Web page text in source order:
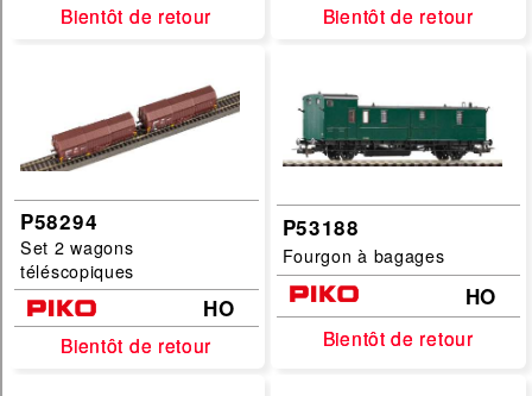
Bientôt de retour
Bientôt de retour Bientôt de retour
Bientôt de retour
P58294
Set 2 wagons
téléscopiques
HO
Bientôt de retour
Bientôt de retour
P53188
Fourgon à bagages
HO
Bientôt de retour
Bientôt de retour